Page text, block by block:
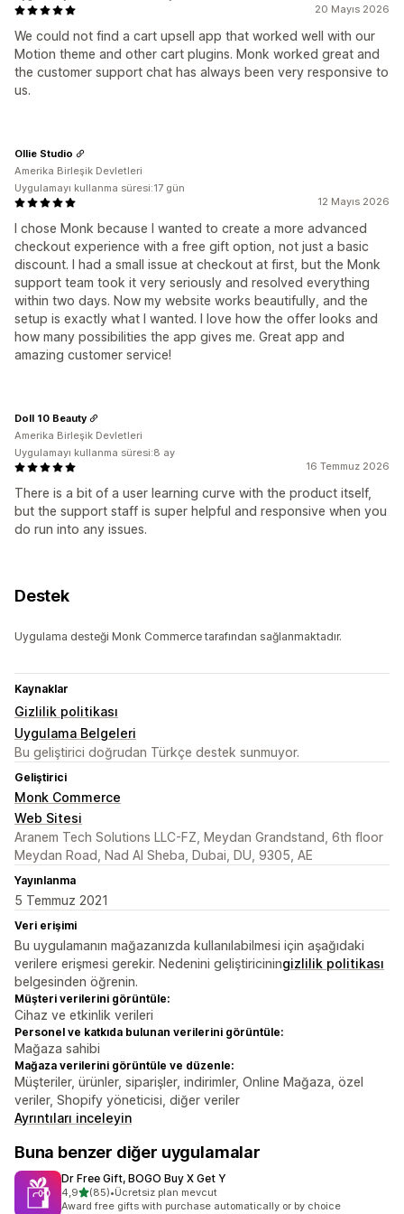
20 Mayıs 2026
We could not find a cart upsell app that worked well with our
Motion theme and other cart plugins. Monk worked great and
the customer support chat has always been very responsive to
us.
12 Mayıs 2026
I chose Monk because I wanted to create a more advanced
checkout experience with a free gift option, not just a basic
discount. I had a small issue at checkout at first, but the Monk
support team took it very seriously and resolved everything
within two days. Now my website works beautifully, and the
setup is exactly what I wanted. I love how the offer looks and
how many possibilities the app gives me. Great app and
amazing customer service!
Ollie Studio
Amerika Birleşik Devletleri
Uygulamayı kullanma süresi:17 gün
16 Temmuz 2026
There is a bit of a user learning curve with the product itself,
but the support staff is super helpful and responsive when you
do run into any issues.
Doll 10 Beauty
Amerika Birleşik Devletleri
Uygulamayı kullanma süresi:8 ay
Destek
Uygulama desteği Monk Commerce tarafından sağlanmaktadır.
Kaynaklar
Gizlilik politikası
Uygulama Belgeleri
Bu geliştirici doğrudan Türkçe destek sunmuyor.
Geliştirici
Monk Commerce
Web Sitesi
Aranem Tech Solutions LLC-FZ, Meydan Grandstand, 6th floor
Meydan Road, Nad Al Sheba, Dubai, DU, 9305, AE
Yayınlanma
5 Temmuz 2021
Veri erişimi
Bu uygulamanın mağazanızda kullanılabilmesi için aşağıdaki
verilere erişmesi gerekir. Nedenini geliştiriciningizlilik politikası
belgesinden öğrenin.
Müşteri verilerini görüntüle:
Cihaz ve etkinlik verileri
Personel ve katkıda bulunan verilerini görüntüle:
Mağaza sahibi
Mağaza verilerini görüntüle ve düzenle:
Müşteriler, ürünler, siparişler, indirimler, Online Mağaza, özel
veriler, Shopify yöneticisi, diğer veriler
Ayrıntıları inceleyin
Buna benzer diğer uygulamalar
Dr Free Gift, BOGO Buy X Get Y
4,95 yıldız üzerinden
(85)
toplam 85 değerlendirme
•Ücretsiz plan mevcut
Award free gifts with purchase automatically or by choice